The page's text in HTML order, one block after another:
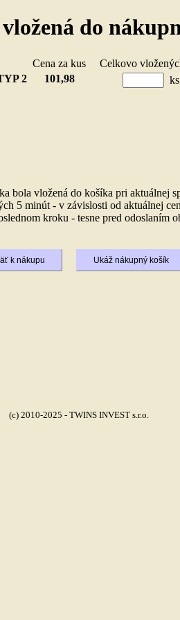
do
Cena za kus Celkovo
2
101,98 ks
bola vložená do košíka pri aktuálnej
5 minút - v závislosti od aktuálnej
kroku - tesne pred
(c) 2010-2025 - TWINS INVEST s.r.o.